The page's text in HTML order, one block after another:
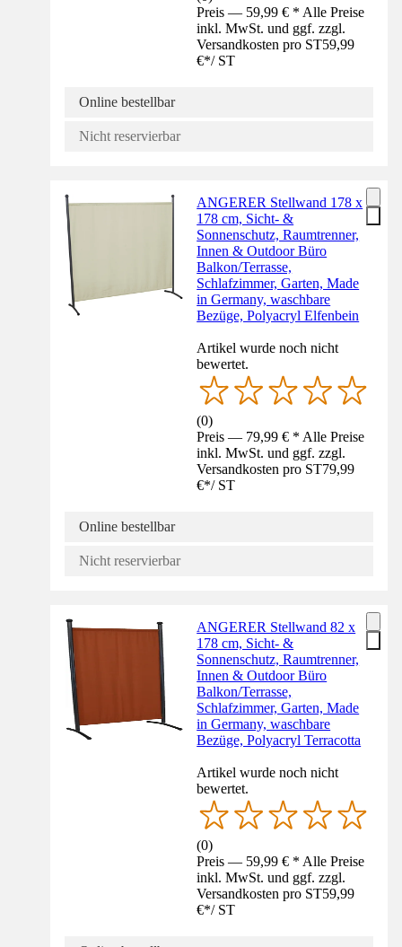
Preis — 59,99 € * Alle Preise
inkl. MwSt. und ggf. zzgl.
Versandkosten pro ST59,99
€*/ ST
Online bestellbar
Nicht reservierbar
ANGERER Stellwand 178 x
178 cm, Sicht- &
Sonnenschutz, Raumtrenner,
Innen & Outdoor Büro
Balkon/Terrasse,
Schlafzimmer, Garten, Made
in Germany, waschbare
Bezüge, Polyacryl Elfenbein
Artikel wurde noch nicht
bewertet.
(0)
Preis — 79,99 € * Alle Preise
inkl. MwSt. und ggf. zzgl.
Versandkosten pro ST79,99
€*/ ST
Online bestellbar
Nicht reservierbar
ANGERER Stellwand 82 x
178 cm, Sicht- &
Sonnenschutz, Raumtrenner,
Innen & Outdoor Büro
Balkon/Terrasse,
Schlafzimmer, Garten, Made
in Germany, waschbare
Bezüge, Polyacryl Terracotta
Artikel wurde noch nicht
bewertet.
(0)
Preis — 59,99 € * Alle Preise
inkl. MwSt. und ggf. zzgl.
Versandkosten pro ST59,99
€*/ ST